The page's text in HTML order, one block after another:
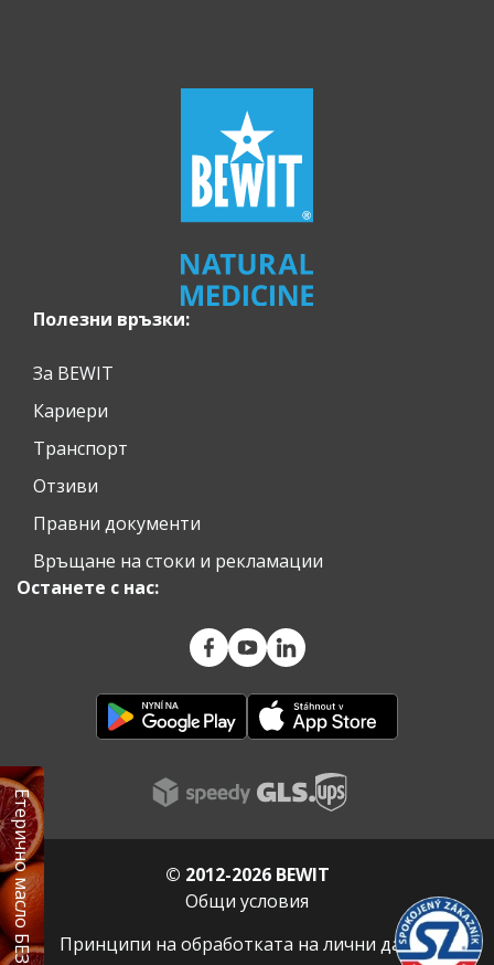
Етерично масло БЕЗПЛАТНО
Полезни връзки:
За BEWIT
Кариери
Транспорт
Отзиви
Правни документи
Връщане на стоки и рекламации
Останете с нас:
© 2012-2026 BEWIT
Общи условия
Принципи на обработката на лични данни